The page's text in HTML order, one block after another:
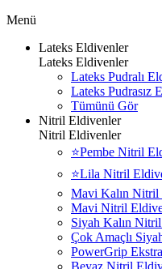
Menü
Lateks Eldivenler
Lateks Eldivenler
Lateks Pudralı
Lateks Pudrasız
Tümünü Gör
Nitril Eldivenler
Nitril Eldivenler
⭐Pembe Nitril
⭐Lila Nitril
Mavi Kalın Nitril
Mavi Nitril
Siyah Kalın
Çok Amaçlı
PowerGrip
Beyaz Nitril